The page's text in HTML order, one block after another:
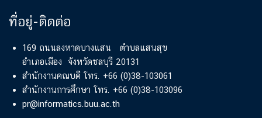
ที่อยู่-ติดต่อ
169 ถนนลงหาดบางแสน ตำบลแสนสุข
อำเภอเมือง จังหวัดชลบุรี 20131
สำนักงานคณบดี โทร. +66 (0)38-103061
สำนักงานการศึกษา โทร. +66 (0)38-103096
pr@informatics.buu.ac.th